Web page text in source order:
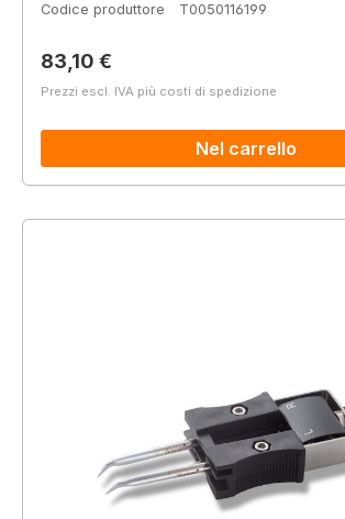
Codice produttore
T0050116199
Prezzo normale:
83,10 €
Prezzi escl. IVA più costi di spedizione
Nel carrello